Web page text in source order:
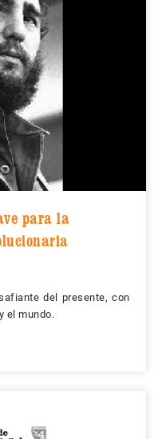
para la
del presente, con
el mundo.